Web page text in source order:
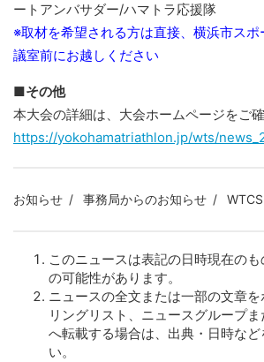
ートアンバサダー/ハマトラ応援隊
※取材を希望される方は直接、横浜市スポ
議室前にお越しください
■その他
本大会の詳細は、大会ホームページをご確
https://yokohamatriathlon.jp/wts/
お知らせ 事務局からのお知らせ WTCS
このニュースは表記の日時現在の
の可能性があります。
ニュースの全文または一部の文章
リングリスト、ニュースグループ
へ転載する場合は、出典・日時など
い。